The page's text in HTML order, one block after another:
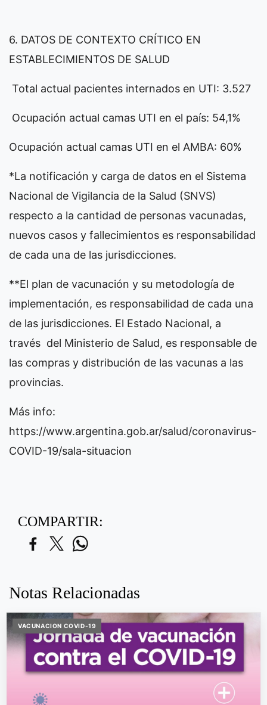
6. DATOS DE CONTEXTO CRÍTICO EN
ESTABLECIMIENTOS DE SALUD
Total actual pacientes internados en UTI: 3.527
Ocupación actual camas UTI en el país: 54,1%
Ocupación actual camas UTI en el AMBA: 60%
*La notificación y carga de datos en el Sistema
Nacional de Vigilancia de la Salud (SNVS)
respecto a la cantidad de personas vacunadas,
nuevos casos y fallecimientos es responsabilidad
de cada una de las jurisdicciones.
**El plan de vacunación y su metodología de
implementación, es responsabilidad de cada una
de las jurisdicciones. El Estado Nacional, a
través del Ministerio de Salud, es responsable de
las compras y distribución de las vacunas a las
provincias.
Más info:
https://www.argentina.gob.ar/salud/coronavirus-
COVID-19/sala-situacion
COMPARTIR:
Notas Relacionadas
VACUNACION COVID-19